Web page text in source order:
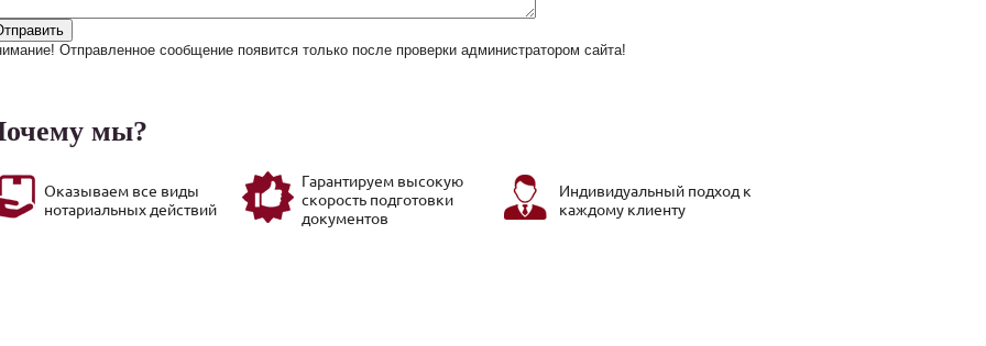
Отправленное сообщение появится только после проверки администратором сайта!
мы?
Оказываем все виды
нотариальных действий
Гарантируем высокую
скоро­сть подготовки
документов
Индивидуальный подход к
каждому клиенту